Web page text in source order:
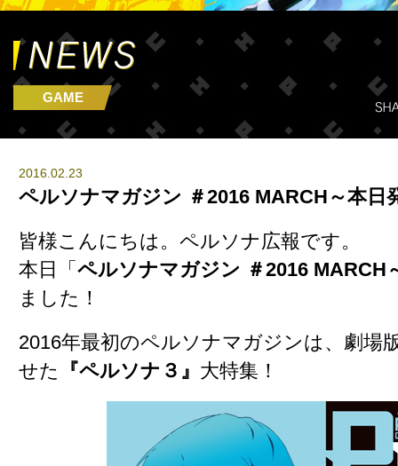
GAME
2016.02.23
ペルソナマガジン ＃2016 MARCH～本日
皆様こんにちは。ペルソナ広報です。
本日「 ペルソナマガジン ＃2016 MARCH
ました！
2016年最初のペルソナマガジンは、劇場
せた
『ペルソナ３』 大特集！